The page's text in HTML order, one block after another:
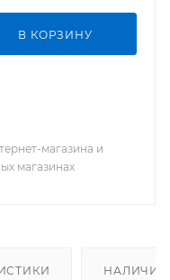
В КОРЗИНУ
магазина и
магазинах
НАЛИЧИЕ